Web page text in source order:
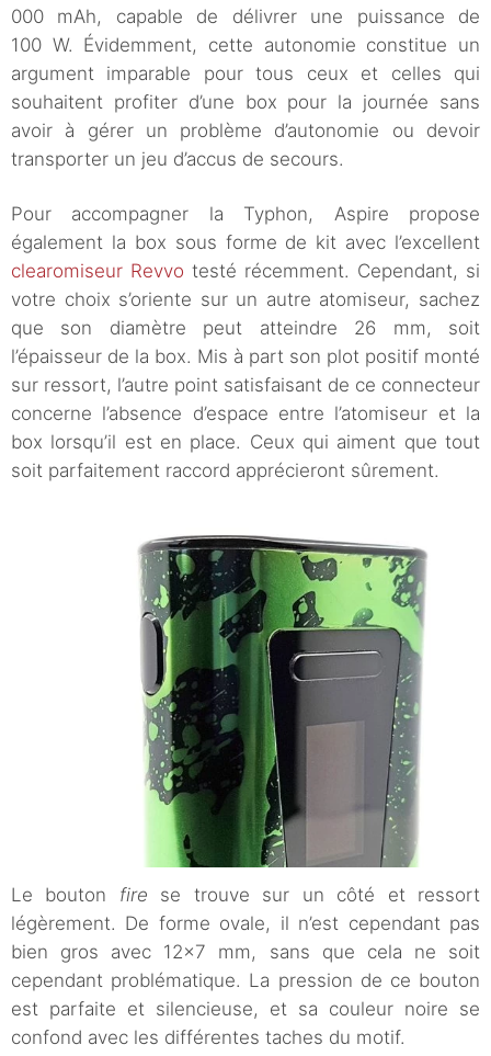
000 mAh, capable de délivrer une puissance de
100 W. Évidemment, cette autonomie constitue un
argument imparable pour tous ceux et celles qui
souhaitent profiter d’une box pour la journée sans
avoir à gérer un problème d’autonomie ou devoir
transporter un jeu d’accus de secours.
Pour accompagner la Typhon, Aspire propose
également la box sous forme de kit avec l’excellent
clearomiseur Revvo testé récemment. Cependant, si
votre choix s’oriente sur un autre atomiseur, sachez
que son diamètre peut atteindre 26 mm, soit
l’épaisseur de la box. Mis à part son plot positif monté
sur ressort, l’autre point satisfaisant de ce connecteur
concerne l’absence d’espace entre l’atomiseur et la
box lorsqu’il est en place. Ceux qui aiment que tout
soit parfaitement raccord apprécieront sûrement.
Le bouton fire se trouve sur un côté et ressort
légèrement. De forme ovale, il n’est cependant pas
bien gros avec 12×7 mm, sans que cela ne soit
cependant problématique. La pression de ce bouton
est parfaite et silencieuse, et sa couleur noire se
confond avec les différentes taches du motif.